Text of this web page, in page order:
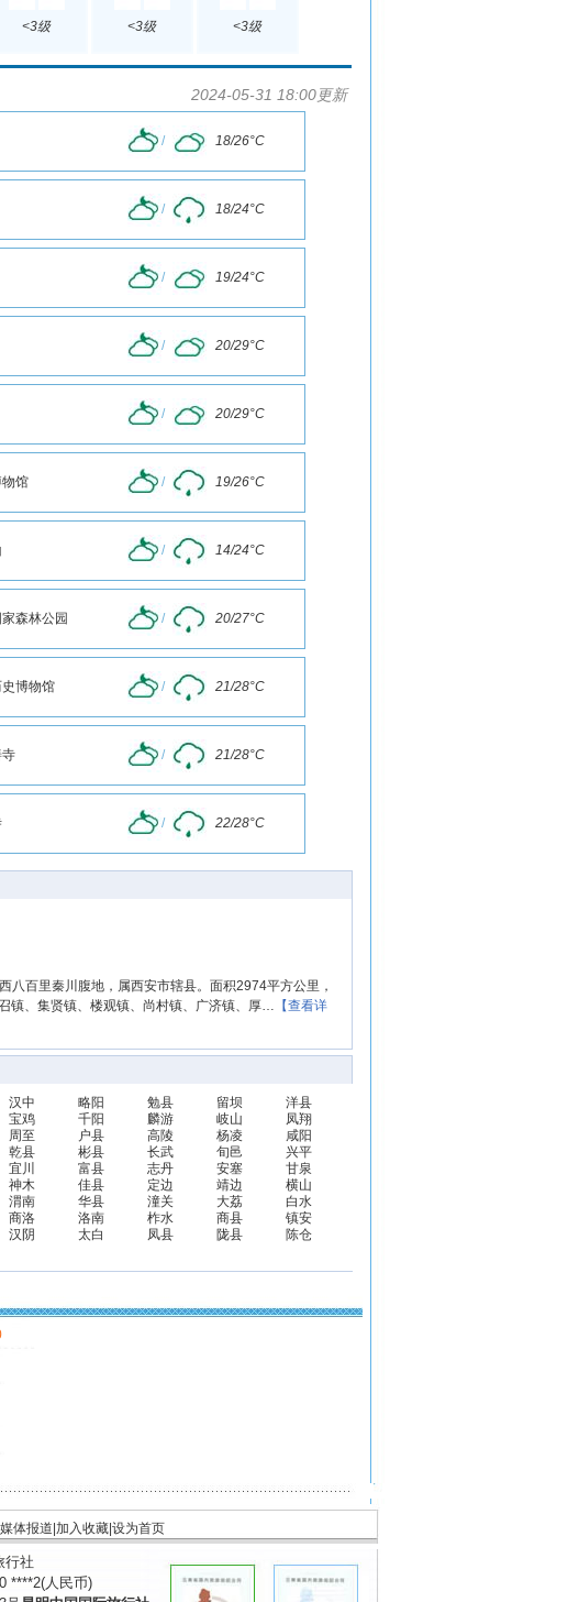
<3级 <3级 <3级
2024-05-31 18:00更新
/ 18/26°C
/ 18/24°C
/ 19/24°C
/ 20/29°C
/ 20/29°C
馆 / 19/26°C
/ 14/24°C
森林公园 / 20/27°C
博物馆 / 21/28°C
/ 21/28°C
/ 22/28°C
八百里秦川腹地，属西安市辖县。面积2974平方公里，
镇、集贤镇、楼观镇、尚村镇、广济镇、厚… 【查看详
汉中 略阳 勉县 留坝
洋县
宝鸡 千阳 麟游 岐山
凤翔
周至 户县 高陵 杨凌
咸阳
乾县 彬县 长武 旬邑
兴平
宜川 富县 志丹 安塞
甘泉
神木 佳县 定边 靖边
横山
渭南 华县 潼关 大荔
白水
商洛 洛南 柞水 商县
镇安
汉阴 太白 凤县 陇县
陈仓
媒体报道 加入收藏| 设为首页
行社
****2(人民币)